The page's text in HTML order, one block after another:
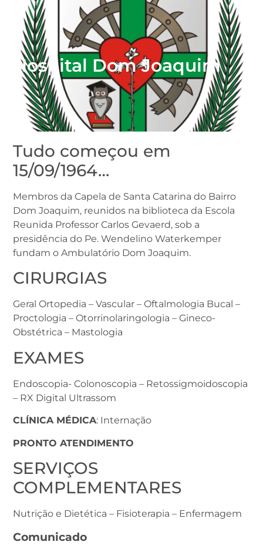
Hospital Dom Joaquim
Tudo começou em
15/09/1964…
Membros da Capela de Santa Catarina do Bairro
Dom Joaquim, reunidos na biblioteca da Escola
Reunida Professor Carlos Gevaerd, sob a
presidência do Pe. Wendelino Waterkemper
fundam o Ambulatório Dom Joaquim.
CIRURGIAS
Geral Ortopedia – Vascular – Oftalmologia Bucal –
Proctologia – Otorrinolaringologia – Gineco-
Obstétrica – Mastologia
EXAMES
Endoscopia- Colonoscopia – Retossigmoidoscopia
– RX Digital Ultrassom
CLÍNICA MÉDICA: Internação
PRONTO ATENDIMENTO
SERVIÇOS
COMPLEMENTARES
Nutrição e Dietética – Fisioterapia – Enfermagem
Comunicado